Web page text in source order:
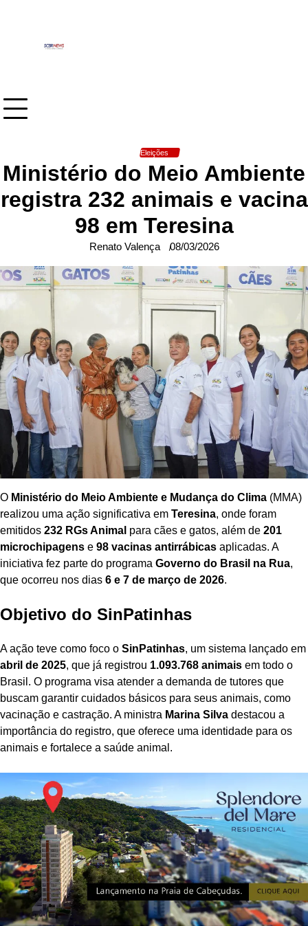
Eleições
Ministério do Meio Ambiente
registra 232 animais e vacina
98 em Teresina
Renato Valença 08/03/2026
O Ministério do Meio Ambiente e Mudança do Clima (MMA)
realizou uma ação significativa em Teresina, onde foram
emitidos 232 RGs Animal para cães e gatos, além de 201
microchipagens e 98 vacinas antirrábicas aplicadas. A
iniciativa fez parte do programa Governo do Brasil na Rua,
que ocorreu nos dias 6 e 7 de março de 2026.
Objetivo do SinPatinhas
A ação teve como foco o SinPatinhas, um sistema lançado em
abril de 2025, que já registrou 1.093.768 animais em todo o
Brasil. O programa visa atender a demanda de tutores que
buscam garantir cuidados básicos para seus animais, como
vacinação e castração. A ministra Marina Silva destacou a
importância do registro, que oferece uma identidade para os
animais e fortalece a saúde animal.